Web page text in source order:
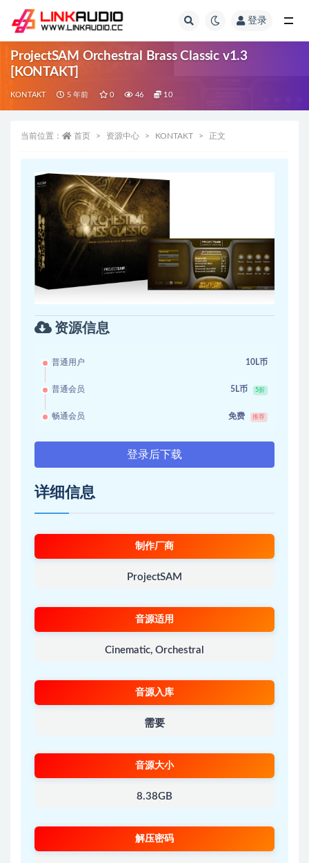
登录
ProjectSAM Orchestral Brass Classic v1.3
[KONTAKT]
KONTAKT 5 年前 0 46 10
当前位置： 首页 资源中心 KONTAKT 正文
资源信息
普通用户 10L币
普通会员 5L币 5折
畅通会员 免费 推荐
登录后下载
详细信息
制作厂商
ProjectSAM
音源适用
Cinematic, Orchestral
音源入库
需要
音源大小
8.38GB
解压密码